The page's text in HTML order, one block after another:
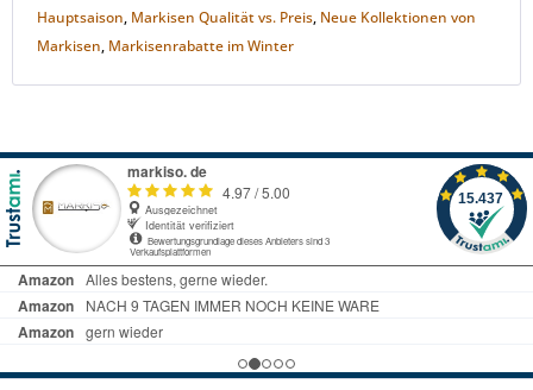
Hauptsaison, Markisen Qualität vs. Preis, Neue Kollektionen von
Markisen, Markisenrabatte im Winter